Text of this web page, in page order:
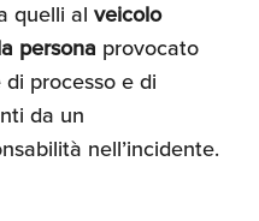
quelli al veicolo
persona provocato
processo e di
da un
nell’incidente.